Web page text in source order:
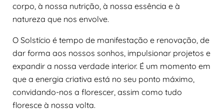
corpo, à nossa nutrição, à nossa essência e à
natureza que nos envolve.
O Solstício é tempo de manifestação e renovação, de
dar forma aos nossos sonhos, impulsionar projetos e
expandir a nossa verdade interior. É um momento em
que a energia criativa está no seu ponto máximo,
convidando-nos a florescer, assim como tudo
floresce à nossa volta.